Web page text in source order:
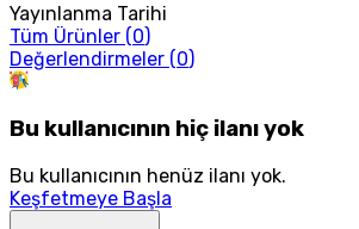
Yayınlanma Tarihi
Tüm Ürünler (0)
Değerlendirmeler (0)
Bu kullanıcının hiç ilanı yok
Bu kullanıcının henüz ilanı yok.
Keşfetmeye Başla